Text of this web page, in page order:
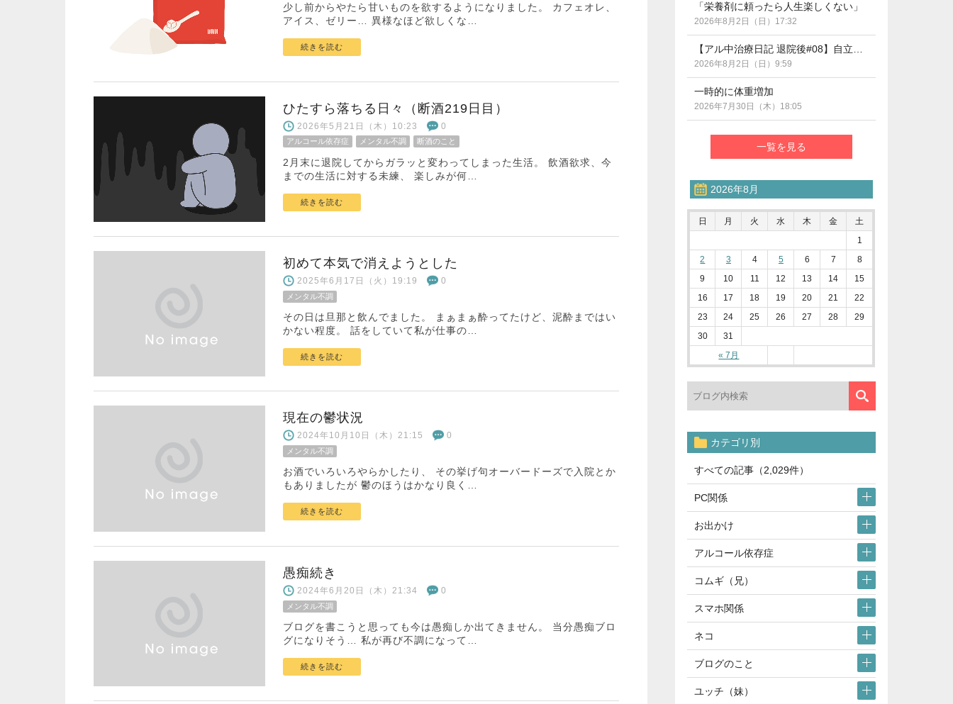
少し前からやたら甘いものを欲するようになりました。 カフェオレ、
アイス、ゼリー… 異様なほど欲しくな…
続きを読む
ひたすら落ちる日々（断酒219日目）
2026年5月21日（木）10:23 0
アルコール依存症 メンタル不調 断酒のこと
2月末に退院してからガラッと変わってしまった生活。 飲酒欲求、今
までの生活に対する未練、 楽しみが何…
続きを読む
初めて本気で消えようとした
2025年6月17日（火）19:19 0
メンタル不調
その日は旦那と飲んでました。 まぁまぁ酔ってたけど、泥酔まではい
かない程度。 話をしていて私が仕事の…
続きを読む
現在の鬱状況
2024年10月10日（木）21:15 0
メンタル不調
お酒でいろいろやらかしたり、 その挙げ句オーバードーズで入院とか
もありましたが 鬱のほうはかなり良く…
続きを読む
愚痴続き
2024年6月20日（木）21:34 0
メンタル不調
ブログを書こうと思っても今は愚痴しか出てきません。 当分愚痴ブロ
グになりそう… 私が再び不調になって…
続きを読む
「栄養剤に頼ったら人生楽しくない」
2026年8月2日（日）17:32
2026年8月2日（日）9:59
一時的に体重増加
2026年7月30日（木）18:05
一覧を見る
2026年8月
日 月 火 水 木 金 土
« 7月
1
2
3 4 5 6 7
8
9
10 11 12 13 14
15
16
17 18 19 20 21
22
23
24 25 26 27 28
29
30
31
カテゴリ別
すべての記事（2,029件）
PC関係
お出かけ
アルコール依存症
コムギ（兄）
スマホ関係
ネコ
ブログのこと
ユッチ（妹）